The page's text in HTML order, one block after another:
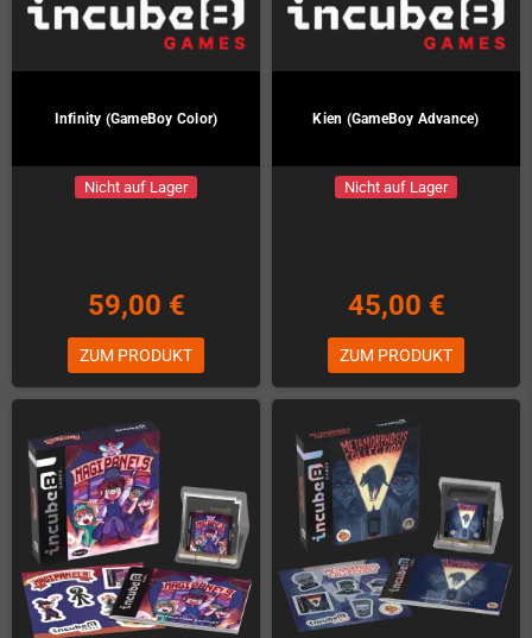
Infinity (GameBoy Color)
Nicht auf Lager
59,00 €
ZUM PRODUKT
Kien (GameBoy Advance)
Nicht auf Lager
45,00 €
ZUM PRODUKT